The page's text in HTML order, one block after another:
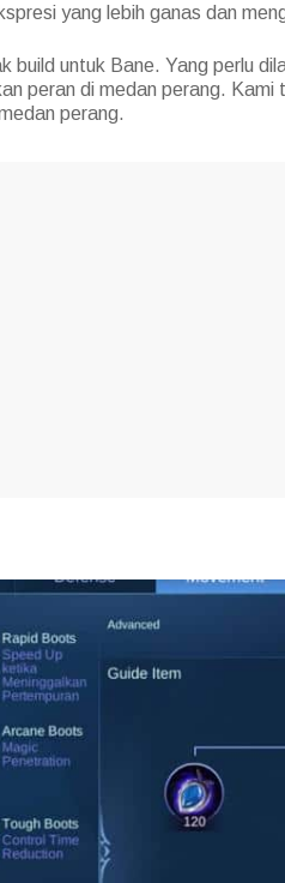
yang lebih ganas dan
build untuk Bane. Yang perlu
peran di medan perang. Kami
perang.